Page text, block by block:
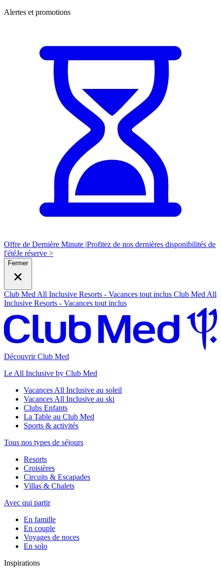
Alertes et promotions
Offre de Dernière Minute |Profitez de nos dernières disponibilités de
l'étéJe réserve >
Fermer
Club Med All Inclusive Resorts - Vacances tout inclus Club Med All
Inclusive Resorts - Vacances tout inclus
Découvrir Club Med
Le All Inclusive by Club Med
Vacances All Inclusive au soleil
Vacances All Inclusive au ski
Clubs Enfants
La Table au Club Med
Sports & activités
Tous nos types de séjours
Resorts
Croisières
Circuits & Escapades
Villas & Chalets
Avec qui partir
En famille
En couple
Voyages de noces
En solo
Inspirations